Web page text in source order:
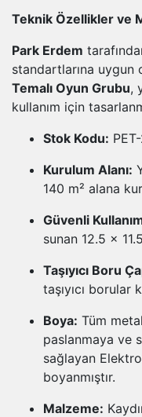
Teknik Özellikler ve
Park Erdem
standartlarına uygun
Temalı Oyun Grubu,
kullanım için
Stok Kodu:
Kurulum Alanı:
140 m² alana
Güvenli
sunan 12.5 x
Taşıyıcı Boru
taşıyıcı borular
Boya: Tüm
paslanmaya ve
sağlayan
boyanmıştır.
Malzeme: